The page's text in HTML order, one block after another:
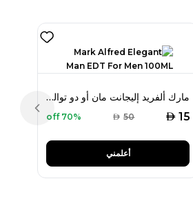
مارك ألفريد إليجانت مان أو دو تواليت 100 مل للرجال
AED 15
AED 50
70% off
أعلمني
Previous slide